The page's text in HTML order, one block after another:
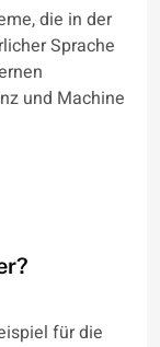
die in der
Sprache
und Machine
für die